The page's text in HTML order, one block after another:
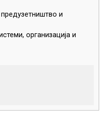
предузетништво и
организација и